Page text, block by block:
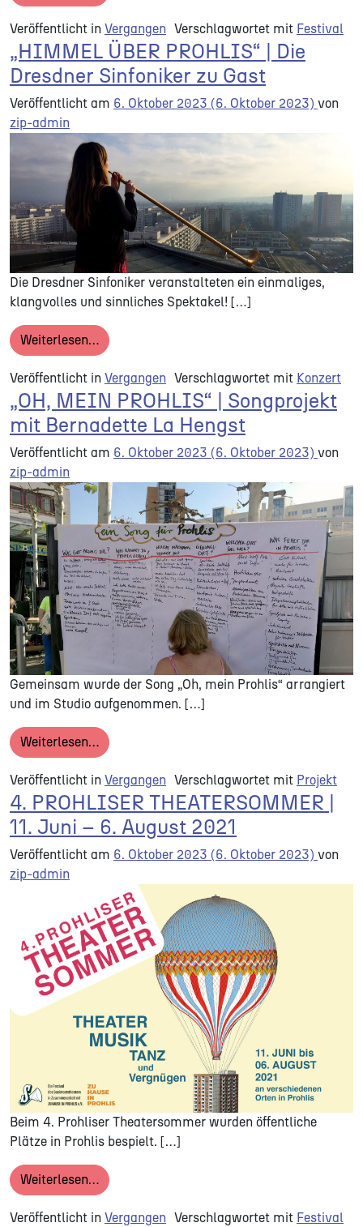
Veröffentlicht in Vergangen Verschlagwortet mit Festival
„HIMMEL ÜBER PROHLIS“ | Die
Dresdner Sinfoniker zu Gast
Veröffentlicht am 6. Oktober 2023 (6. Oktober 2023) von
zip-admin
Die Dresdner Sinfoniker veranstalteten ein einmaliges,
klangvolles und sinnliches Spektakel! […]
Weiterlesen… from „HIMMEL ÜBER PROHLIS“ | Die
Veröffentlicht in Vergangen Verschlagwortet mit Konzert
„OH, MEIN PROHLIS“ | Songprojekt
mit Bernadette La Hengst
Veröffentlicht am 6. Oktober 2023 (6. Oktober 2023) von
zip-admin
Gemeinsam wurde der Song „Oh, mein Prohlis“ arrangiert
und im Studio aufgenommen. […]
Weiterlesen…from „OH, MEIN PROHLIS“ | Songprojekt
Veröffentlicht in Vergangen Verschlagwortet mit Projekt
4. PROHLISER THEATERSOMMER |
11. Juni – 6. August 2021
Veröffentlicht am 6. Oktober 2023 (6. Oktober 2023) von
zip-admin
Beim 4. Prohliser Theatersommer wurden öffentliche
Plätze in Prohlis bespielt. […]
Weiterlesen…from 4. PROHLISER THEATERSOMMER |
Veröffentlicht in Vergangen Verschlagwortet mit Festival